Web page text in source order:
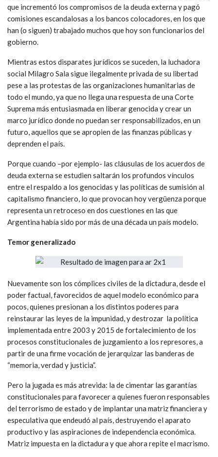
que incrementó los compromisos de la deuda externa y pagó
comisiones escandalosas a los bancos colocadores, en los que
han (o siguen) trabajado muchos que hoy son funcionarios del
gobierno.
Mientras estos disparates jurídicos se suceden, la luchadora
social Milagro Sala sigue ilegalmente privada de su libertad
pese a las protestas de las organizaciones humanitarias de
todo el mundo, ya que no llega una respuesta de una Corte
Suprema más entusiasmada en liberar genocida y crear un
marco jurídico donde no puedan ser responsabilizados, en un
futuro, aquellos que se apropien de las finanzas públicas y
deprenden el país.
Porque cuando –por ejemplo- las cláusulas de los acuerdos de
deuda externa se estudien saltarán los profundos vínculos
entre el respaldo a los genocidas y las políticas de sumisión al
capitalismo financiero, lo que provocan hoy vergüenza porque
representa un retroceso en dos cuestiones en las que
Argentina había sido por más de una década un país modelo.
Temor generalizado
Nuevamente son los cómplices civiles de la dictadura, desde el
poder factual, favorecidos de aquel modelo económico para
pocos, quienes presionan a los distintos poderes para
reinstaurar las leyes de la impunidad, y destrozar la política
implementada entre 2003 y 2015 de fortalecimiento de los
procesos constitucionales de juzgamiento a los represores, a
partir de una firme vocación de jerarquizar las banderas de
“memoria, verdad y justicia”.
Pero la jugada es más atrevida: la de cimentar las garantías
constitucionales para favorecer a quienes fueron responsables
del terrorismo de estado y de implantar una matriz financiera y
especulativa que endeudó al país, destruyendo el aparato
productivo y las aspiraciones de independencia económica.
Matriz impuesta en la dictadura y que ahora repite el macrismo.